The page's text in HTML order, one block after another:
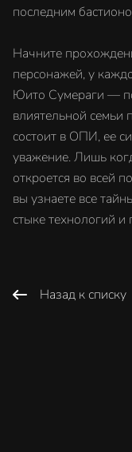
последним
Начните
персонажей, у
Юито Сумераги —
влиятельной семьи
состоит в ОПИ, ее
уважение. Лишь
откроется во всей
вы узнаете все
стыке технологий и
Назад к списку